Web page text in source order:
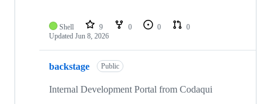
Shell 9 0 0
0
Updated Jun 8, 2026
backstage Public
Internal Development Portal from Codaqui